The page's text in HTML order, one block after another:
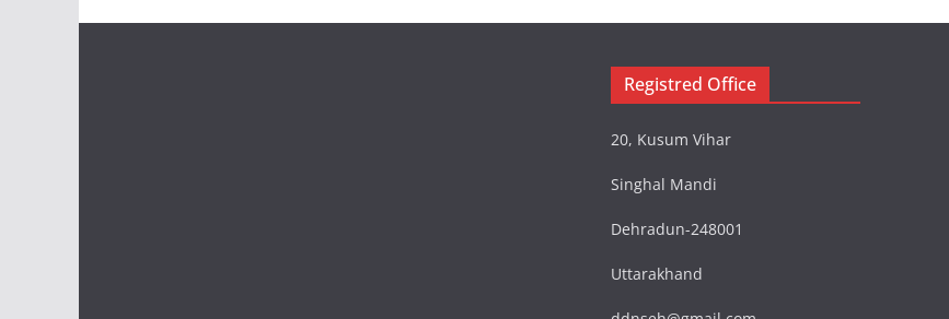
Registred Office
20, Kusum Vihar
Singhal Mandi
Dehradun-248001
Uttarakhand